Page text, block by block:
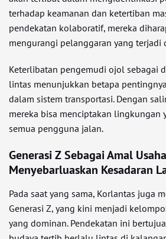
terhadap keamanan dan ketertiban
pendekatan kolaboratif, mereka
mengurangi pelanggaran yang terjadi
Keterlibatan pengemudi ojol sebagai
lintas menunjukkan betapa
dalam sistem transportasi. Dengan
mereka bisa menciptakan lingkungan
semua pengguna jalan.
Generasi Z Sebagai Amal Usaha
Menyebarluaskan Kesadaran
Pada saat yang sama, Korlantas juga
Generasi Z, yang kini menjadi
yang dominan. Pendekatan ini